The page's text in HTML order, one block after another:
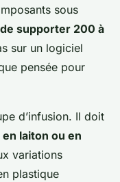
sous
supporter 200 à
sur un logiciel
pensée pour
d’infusion. Il doit
laiton ou en
variations
plastique